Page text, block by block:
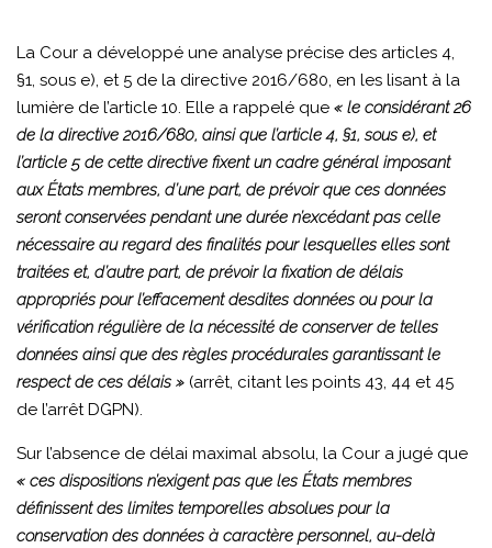
La Cour a développé une analyse précise des articles 4,
§1, sous e), et 5 de la directive 2016/680, en les lisant à la
lumière de l’article 10. Elle a rappelé que « le considérant 26
de la directive 2016/680, ainsi que l’article 4, §1, sous e), et
l’article 5 de cette directive fixent un cadre général imposant
aux États membres, d’une part, de prévoir que ces données
seront conservées pendant une durée n’excédant pas celle
nécessaire au regard des finalités pour lesquelles elles sont
traitées et, d’autre part, de prévoir la fixation de délais
appropriés pour l’effacement desdites données ou pour la
vérification régulière de la nécessité de conserver de telles
données ainsi que des règles procédurales garantissant le
respect de ces délais » (arrêt, citant les points 43, 44 et 45
de l’arrêt DGPN).
Sur l’absence de délai maximal absolu, la Cour a jugé que
« ces dispositions n’exigent pas que les États membres
définissent des limites temporelles absolues pour la
conservation des données à caractère personnel, au-delà